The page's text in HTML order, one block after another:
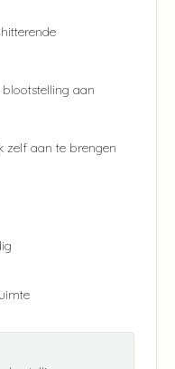
aan
zelf aan te brengen